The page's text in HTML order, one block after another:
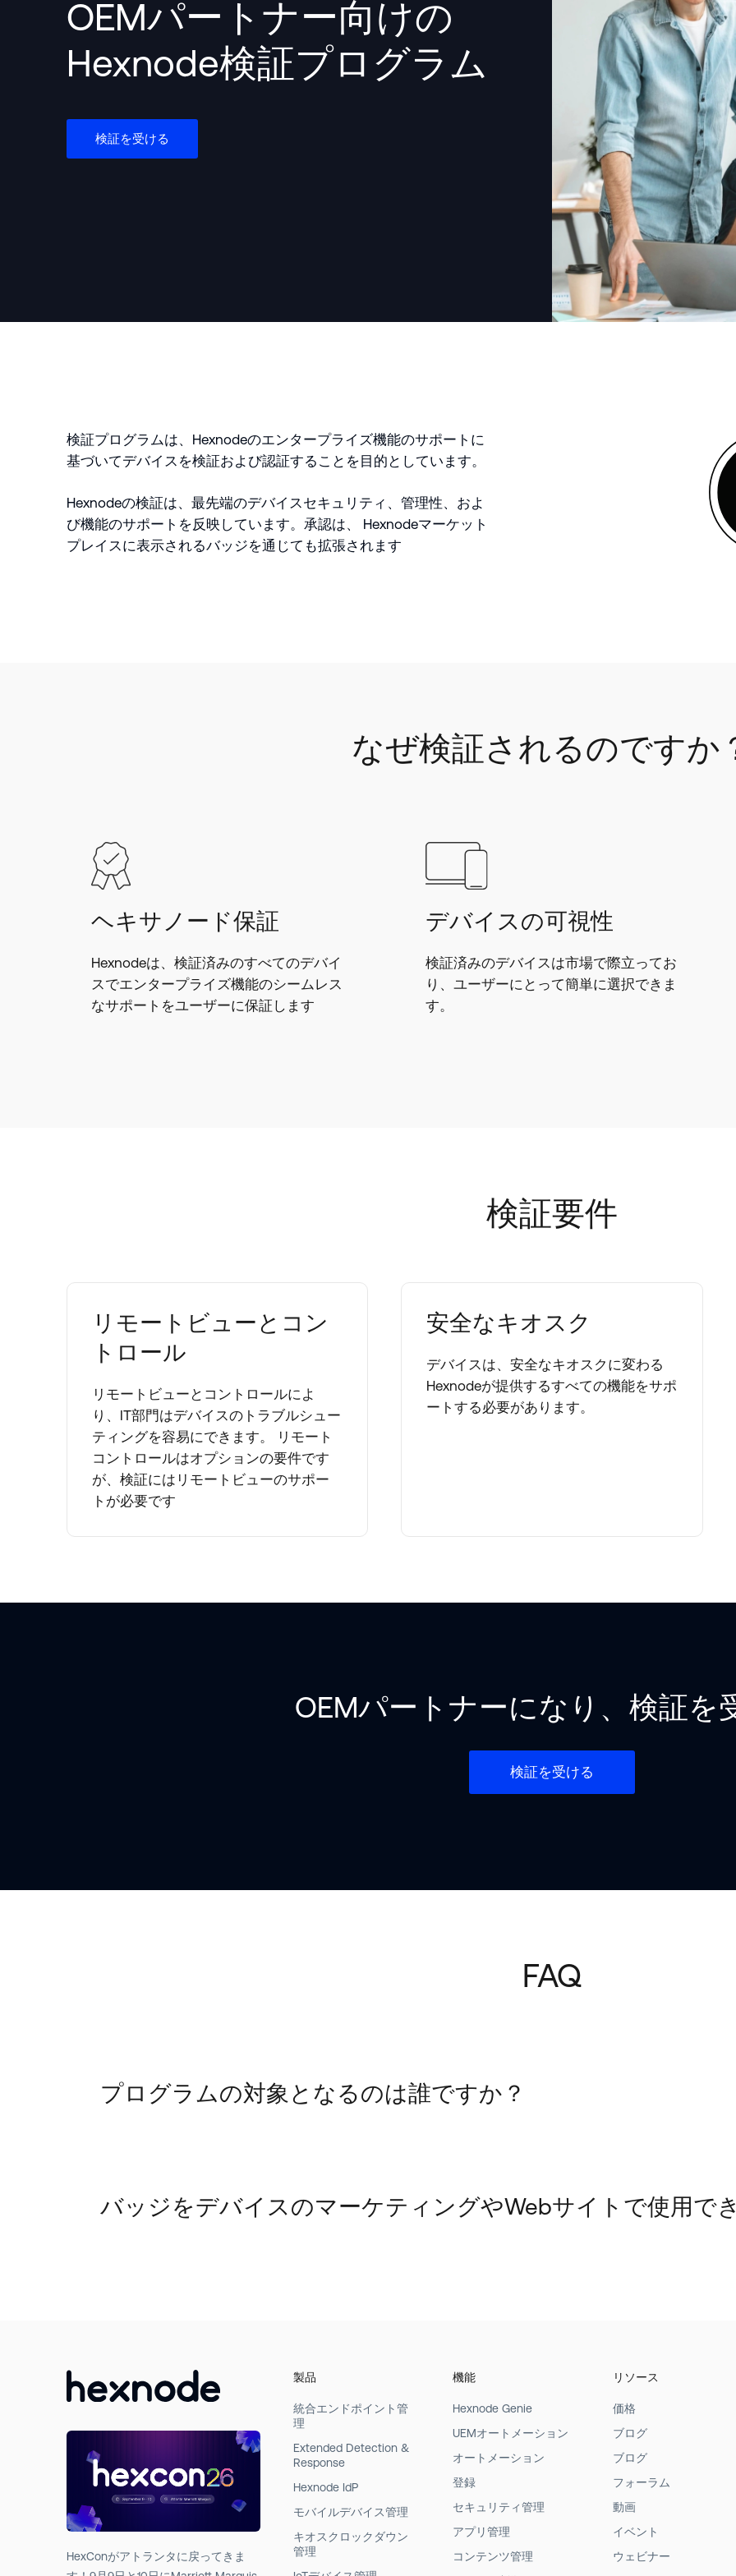
Português
日本語
OEMパートナー向けの
Hexnode検証プログラム
検証を受ける
検証プログラムは、Hexnodeのエンタープライズ機能のサポートに
基づいてデバイスを検証および認証することを目的としています。
Hexnodeの検証は、最先端のデバイスセキュリティ、管理性、およ
び機能のサポートを反映しています。承認は、 Hexnodeマーケット
プレイスに表示されるバッジを通じても拡張されます
なぜ検証されるのですか
ヘキサノード保証
Hexnodeは、検証済みのすべてのデバイ
スでエンタープライズ機能のシームレス
なサポートをユーザーに保証します
デバイスの可視性
検証済みのデバイスは市場で際立ってお
り、ユーザーにとって簡単に選択できま
す。
検証要件
リモートビューとコン
トロール
リモートビューとコントロールによ
り、IT部門はデバイスのトラブルシュー
ティングを容易にできます。 リモート
コントロールはオプションの要件です
が、検証にはリモートビューのサポー
トが必要です
安全なキオスク
デバイスは、安全なキオスクに変わる
Hexnodeが提供するすべての機能をサポ
ートする必要があります。
OEMパートナーになり、検証を
検証を受ける
FAQ
プログラムの対象となるのは誰ですか？
バッジをデバイスのマーケティングやWebサイトで使用で
HexConがアトランタに戻ってきま
製品
統合エンドポイント管
理
Extended Detection &
Response
Hexnode IdP
モバイルデバイス管理
キオスクロックダウン
管理
機能
Hexnode Genie
UEMオートメーション
オートメーション
登録
セキュリティ管理
アプリ管理
コンテンツ管理
リソース
価格
ブログ
ブログ
フォーラム
動画
イベント
ウェビナー